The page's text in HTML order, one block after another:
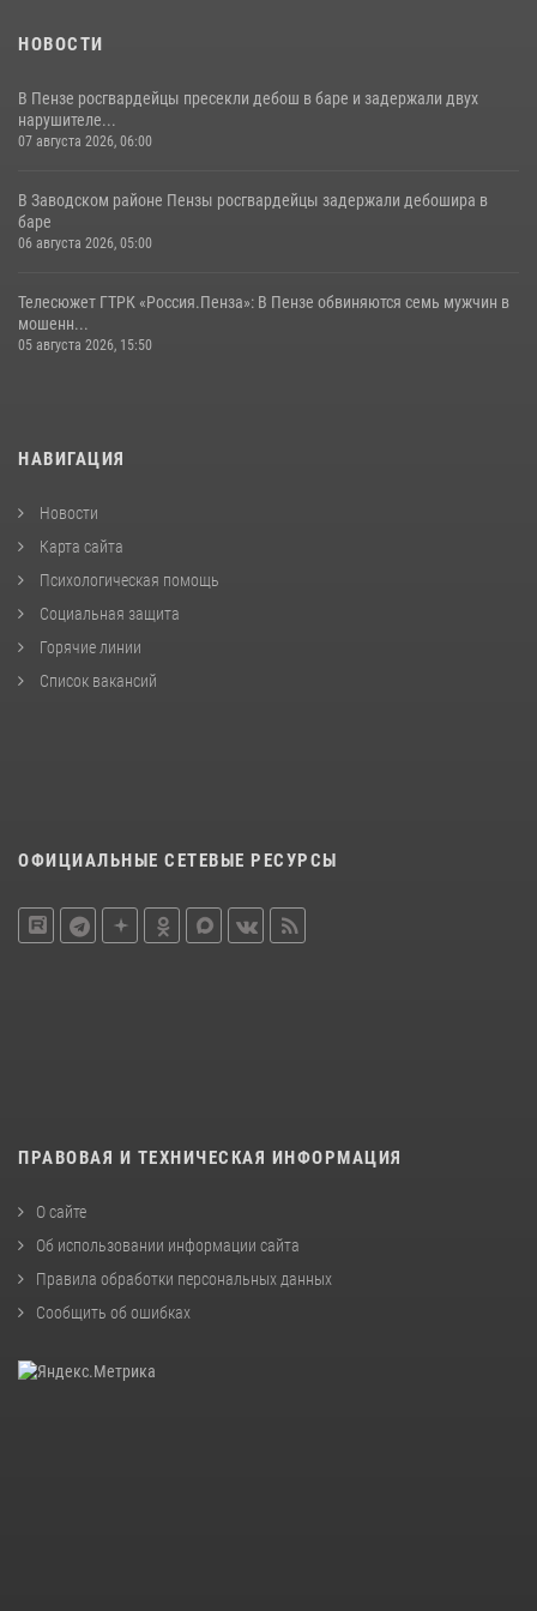
НОВОСТИ
В Пензе росгвардейцы пресекли дебош в баре и задержали двух
нарушителе...
07 августа 2026, 06:00
В Заводском районе Пензы росгвардейцы задержали дебошира в
баре
06 августа 2026, 05:00
Телесюжет ГТРК «Россия.Пенза»: В Пензе обвиняются семь мужчин в
мошенн...
05 августа 2026, 15:50
НАВИГАЦИЯ
Новости
Карта сайта
Психологическая помощь
Социальная защита
Горячие линии
Список вакансий
ОФИЦИАЛЬНЫЕ СЕТЕВЫЕ РЕСУРСЫ
ПРАВОВАЯ И ТЕХНИЧЕСКАЯ ИНФОРМАЦИЯ
О сайте
Об использовании информации сайта
Правила обработки персональных данных
Сообщить об ошибках